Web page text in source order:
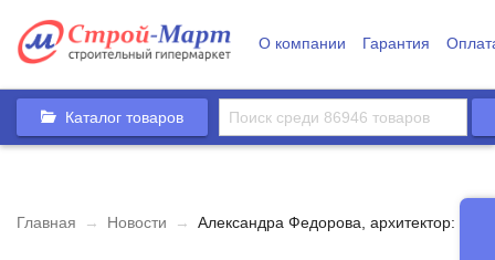
О компании Гарантия
Каталог товаров
Главная → Новости → Александра Федорова, архитектор: «У